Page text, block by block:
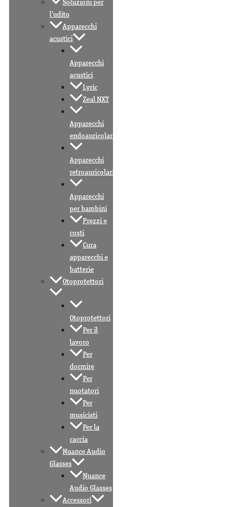
Soluzioni per
l’udito
Apparecchi
acustici
Apparecchi
acustici
Lyric
Zeal NXT
Apparecchi
endoauricolari
Apparecchi
retroauricolari
Apparecchi
per bambini
Prezzi e
costi
Cura
apparecchi e
batterie
Otoprotettori
Otoprotettori
Per il
lavoro
Per
dormire
Per
nuotatori
Per
musicisti
Per la
caccia
Nuance Audio
Glasses
Nuance
Audio Glasses
Accessori